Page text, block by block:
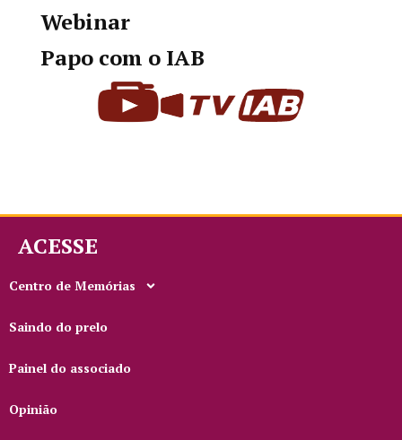
Webinar
Papo com o IAB
ACESSE
Centro de Memórias
Saindo do prelo
Painel do associado
Opinião